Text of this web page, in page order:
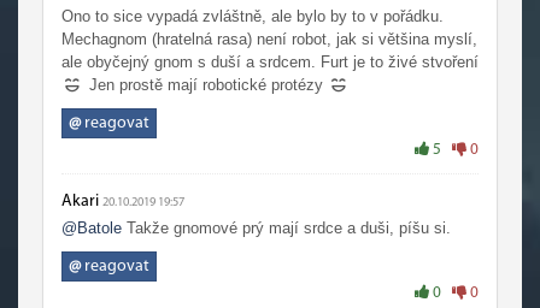
Ono to sice vypadá zvláštně, ale bylo by to v pořádku.
Mechagnom (hratelná rasa) není robot, jak si většina myslí,
ale obyčejný gnom s duší a srdcem. Furt je to živé stvoření
Jen prostě mají robotické protézy
@reagovat
5 0
Akari 20.10.2019 19:57
@Batole Takže gnomové prý mají srdce a duši, píšu si.
@reagovat
0 0